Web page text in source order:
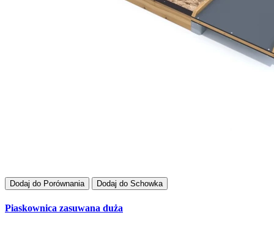
Dodaj do Porównania Dodaj do Schowka
Piaskownica zasuwana duża